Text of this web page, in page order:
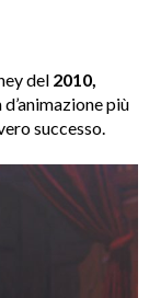
del 2010,
d’animazione più
successo.